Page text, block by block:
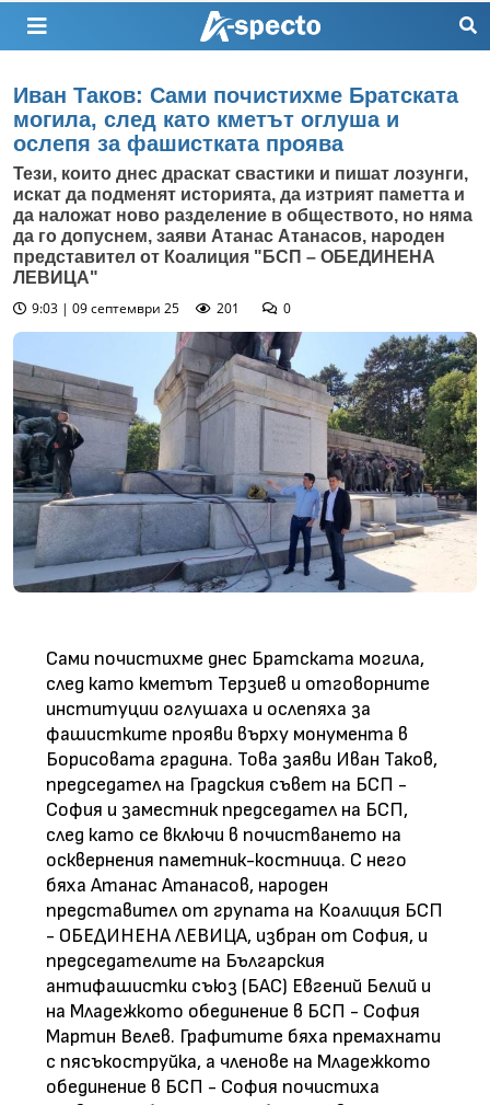
Иван Таков: Сами почистихме Братската
могила, след като кметът оглуша и
ослепя за фашистката проява
Тези, които днес драскат свастики и пишат лозунги,
искат да подменят историята, да изтрият паметта и
да наложат ново разделение в обществото, но няма
да го допуснем, заяви Атанас Атанасов, народен
представител от Коалиция "БСП – ОБЕДИНЕНА
ЛЕВИЦА"
9:03 | 09 септември 25
201 0
Сами почистихме днес Братската могила,
след като кметът Терзиев и отговорните
институции оглушаха и ослепяха за
фашистките прояви върху монумента в
Борисовата градина. Това заяви Иван Таков,
председател на Градския съвет на БСП -
София и заместник председател на БСП,
след като се включи в почистването на
осквернения паметник-костница. С него
бяха Атанас Атанасов, народен
представител от групата на Коалиция БСП
- ОБЕДИНЕНА ЛЕВИЦА, избран от София, и
председателите на Българския
антифашистки съюз (БАС) Евгений Белий и
на Младежкото обединение в БСП - София
Мартин Велев. Графитите бяха премахнати
с пясъкоструйка, а членове на Младежкото
обединение в БСП - София почистиха